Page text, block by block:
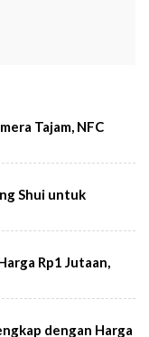
Tajam, NFC
Shui untuk
Rp1 Jutaan,
dengan Harga